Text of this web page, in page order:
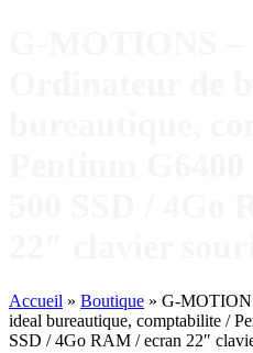
Ordinateur de
Pentium
Accueil » Boutique » G-
ideal bureautique, comptabilite /
SSD / 4Go RAM / ecran 22″